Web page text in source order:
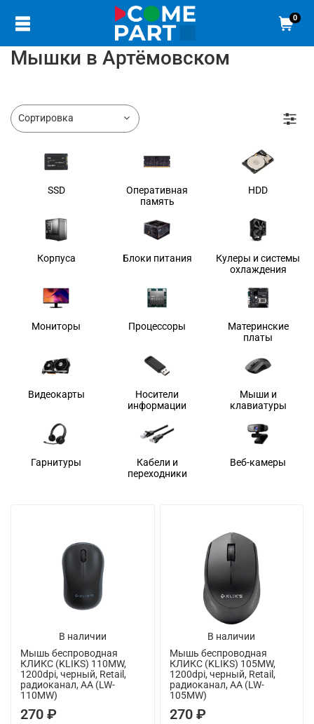
0
Мышки в Артёмовском
SSD
Оперативная
память
HDD
Корпуса Блоки питания
Кулеры и системы
охлаждения
Мониторы Процессоры
Материнские
платы
Видеокарты
Носители
информации
Мыши и
клавиатуры
Гарнитуры
Кабели и
переходники
Веб-камеры
В наличии
Мышь беспроводная
КЛИКС (KLIKS) 110MW,
1200dpi, черный, Retail,
радиоканал, AA (LW-
110MW)
270 ₽
В наличии
Мышь беспроводная
КЛИКС (KLIKS) 105MW,
1200dpi, черный, Retail,
радиоканал, AA (LW-
105MW)
270 ₽